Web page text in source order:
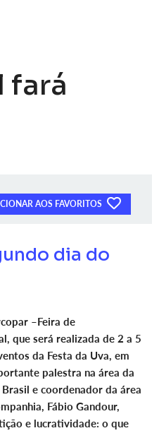
fará
AOS FAVORITOS
dia do
–Feira de
que será realizada de 2 a 5
da Festa da Uva, em
palestra na área da
e coordenador da área
Fábio Gandour,
e lucratividade: o que